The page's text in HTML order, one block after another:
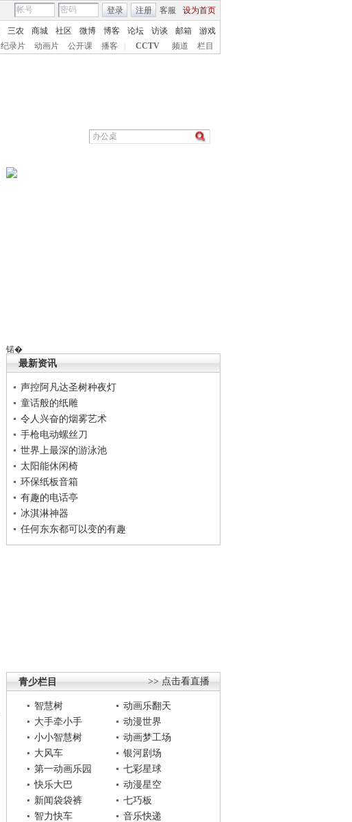
客服 设为首页
登录 注册
三农 商城 社区 微博 博客 论坛 访谈 邮箱
游戏
纪录片 动画片 公开课 播客 CCTV 频道 栏目
锘�
最新资讯
声控阿凡达圣树种夜灯
童话般的纸雕
令人兴奋的烟雾艺术
手枪电动螺丝刀
世界上最深的游泳池
太阳能休闲椅
环保纸板音箱
有趣的电话亭
冰淇淋神器
任何东东都可以变的有趣
>> 点击看直播
青少栏目
智慧树
动画乐翻天
大手牵小手
动漫世界
小小智慧树
动画梦工场
大风车
银河剧场
第一动画乐园
七彩星球
快乐大巴
动漫星空
新闻袋袋裤
七巧板
智力快车
音乐快递